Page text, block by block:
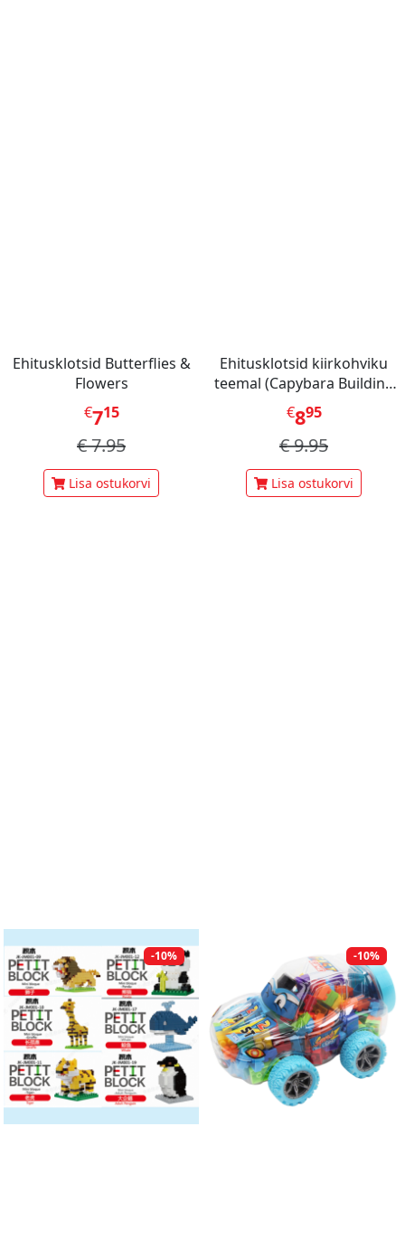
Ehitusklotsid Butterflies &
Flowers
€715
€7.95
Lisa ostukorvi
Ehitusklotsid kiirkohviku
teemal (Capybara Building
Blocks)
€895
€9.95
Lisa ostukorvi
-10% -10%